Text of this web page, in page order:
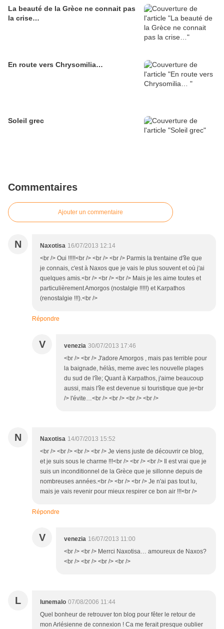
La beauté de la Grèce ne connait pas
la crise…
En route vers Chrysomilia…
Soleil grec
Commentaires
Ajouter un commentaire
N Naxotisa 16/07/2013 12:14
<br /> Oui !!!!!<br /> <br /> <br /> Parmis la trentaine d'île que
je connais, c'est à Naxos que je vais le plus souvent et où j'ai
quelques amis.<br /> <br /> <br /> Mais je les aime toutes et
particulièrement Amorgos (nostalgie !!!!!) et Karpathos
(renostalgie !!!).<br />
Répondre
V venezia 30/07/2013 17:46
<br /> <br /> J'adore Amorgos , mais pas terrible pour
la baignade, hélàs, meme avec les nouvelle plages
du sud de l'île; Quant à Karpathos, j'aime beaucoup
aussi, mais l'île est devenue si touristique que je<br
/> l'évite…<br /> <br /> <br /> <br />
N Naxotisa 14/07/2013 15:52
<br /> <br /> <br /> <br /> Je viens juste de découvrir ce blog,
et je suis sous le charme !!!<br /> <br /> <br /> Il est vrai que je
suis un inconditionnel de la Grèce que je sillonne depuis de
nombreuses années.<br /> <br /> <br /> Je n'ai pas tout lu,
mais je vais revenir pour mieux respirer ce bon air !!!<br />
Répondre
V venezia 16/07/2013 11:00
<br /> <br /> Merrci Naxotisa… amoureux de Naxos?
<br /> <br /> <br /> <br />
L lunemalo 07/08/2006 11:44
Quel bonheur de retrouver ton blog pour fêter le retour de
mon Arlésienne de connexion ! Ca me ferait presque oublier